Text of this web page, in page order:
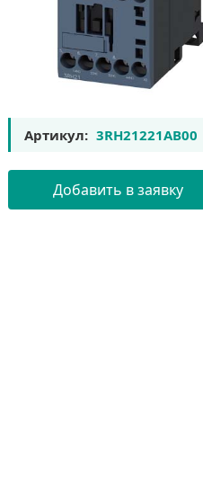
Артикул: 3RH21221AB00
Добавить в заявку